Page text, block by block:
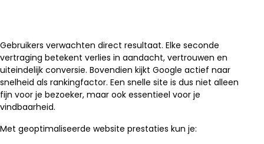
Gebruikers verwachten direct resultaat. Elke seconde
vertraging betekent verlies in aandacht, vertrouwen en
uiteindelijk conversie. Bovendien kijkt Google actief naar
snelheid als rankingfactor. Een snelle site is dus niet alleen
fijn voor je bezoeker, maar ook essentieel voor je
vindbaarheid.
Met geoptimaliseerde website prestaties kun je: